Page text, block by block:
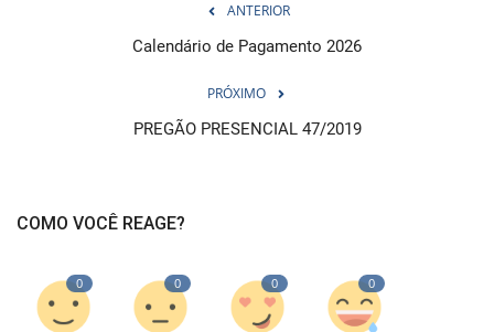
ANTERIOR
Calendário de Pagamento 2026
PRÓXIMO
PREGÃO PRESENCIAL 47/2019
COMO VOCÊ REAGE?
0 0 0 0